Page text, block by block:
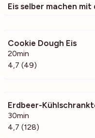
Eis selber machen mit
Cookie Dough Eis
20min
4,7 (49)
Erdbeer-
30min
4,7 (128)